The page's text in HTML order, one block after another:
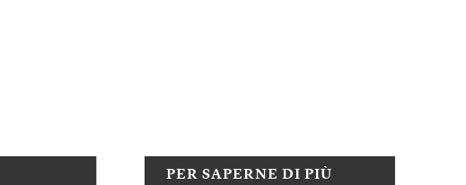
PER SAPERNE DI PIÙ